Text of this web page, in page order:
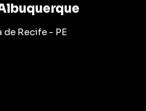
de Recife - PE